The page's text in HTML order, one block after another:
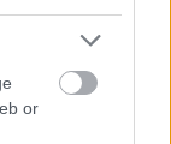
orΠαγκόσμια